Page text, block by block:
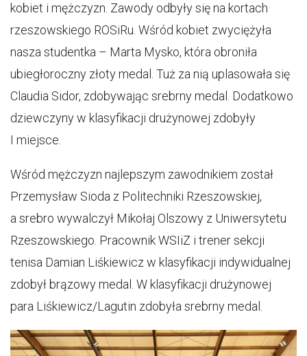
kobiet i mężczyzn. Zawody odbyły się na kortach
rzeszowskiego ROSiRu. Wśród kobiet zwyciężyła
nasza studentka – Marta Mysko, która obroniła
ubiegłoroczny złoty medal. Tuż za nią uplasowała się
Claudia Sidor, zdobywając srebrny medal. Dodatkowo
dziewczyny w klasyfikacji drużynowej zdobyły
I miejsce.
Wśród mężczyzn najlepszym zawodnikiem został
Przemysław Sioda z Politechniki Rzeszowskiej,
a srebro wywalczył Mikołaj Olszowy z Uniwersytetu
Rzeszowskiego. Pracownik WSIiZ i trener sekcji
tenisa Damian Liśkiewicz w klasyfikacji indywidualnej
zdobył brązowy medal. W klasyfikacji drużynowej
para Liśkiewicz/Lagutin zdobyła srebrny medal.